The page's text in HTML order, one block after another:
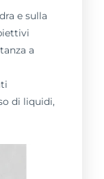
e sulla
a
di liquidi,